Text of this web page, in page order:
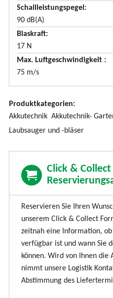
n
Schallleistungspegel
90 dB(A)
Blaskraft
17 N
Max. Luftgeschwindigkeit
75 m/s
Produktkategorien:
Akkutechnik Akkutechnik-
Laubsauger und -bläser
Click & Collect
Reservieren Sie Ihren
unserem Click & Collect
zeitnah eine Information,
verfügbar ist und wann Sie
können. Wird von Ihnen die
nimmt unsere Logistik
Abstimmung des